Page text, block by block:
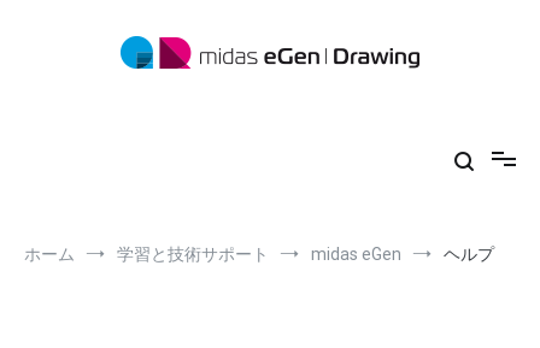
ホーム 学習と技術サポート midas eGen ヘルプ